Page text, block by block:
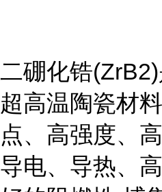
二硼化锆
超高温陶瓷材
点、高强度、
导电、导热、